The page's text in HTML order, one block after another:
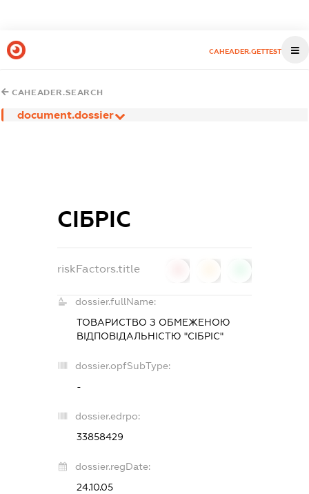
CAHEADER.GETTEST
CAHEADER.SEARCH
document.dossier
СІБРІС
riskFactors.title
dossier.fullName:
ТОВАРИСТВО З ОБМЕЖЕНОЮ
ВІДПОВІДАЛЬНІСТЮ "СІБРІС"
dossier.opfSubType:
-
dossier.edrpo:
33858429
dossier.regDate:
24.10.05